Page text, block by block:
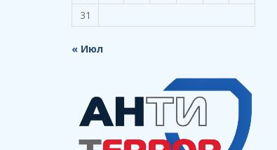
31
« Июл